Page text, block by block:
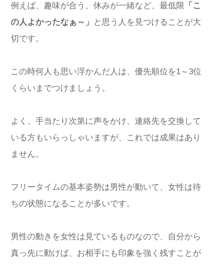
例えば、趣味が合う、休みが一緒など、最低限
「こ
の人よかったなぁ～」
と思う人を見つけることが大
切です。
この時何人も思い浮かんだ人は、優先順位を1～3位
くらいまでつけましょう。
よく、手当たり次第に声をかけ、連絡先を交換して
いる方もいらっしゃいますが、これでは成果はあり
ません。
フリータイムの基本姿勢は男性が動いて、女性は待
ちの状態になることが多いです。
男性の動きを女性は見ているものなので、自分から
真っ先に動けば、お相手にも印象を強く残すことが